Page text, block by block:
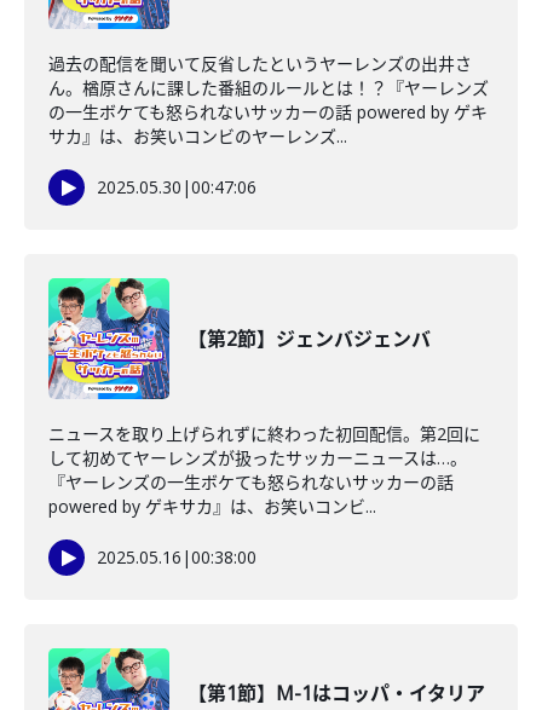
過去の配信を聞いて反省したというヤーレンズの出井さ
ん。楢原さんに課した番組のルールとは！？『ヤーレンズ
の一生ボケても怒られないサッカーの話 powered by ゲキ
サカ』は、お笑いコンビのヤーレンズ...
2025.05.30 |00:47:06
【第2節】ジェンバジェンバ
ニュースを取り上げられずに終わった初回配信。第2回に
して初めてヤーレンズが扱ったサッカーニュースは…。
『ヤーレンズの一生ボケても怒られないサッカーの話
powered by ゲキサカ』は、お笑いコンビ...
2025.05.16 |00:38:00
【第1節】M-1はコッパ・イタリア